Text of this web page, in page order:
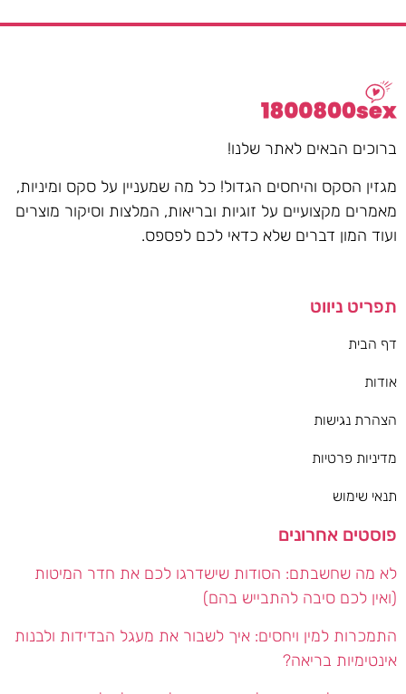
ברוכים הבאים לאתר שלנו!
מגזין הסקס והיחסים הגדול! כל מה שמעניין על סקס ומיניות,
מאמרים מקצועיים על זוגיות ובריאות, המלצות וסיקור מוצרים
ועוד המון דברים שלא כדאי לכם לפספס.
תפריט ניווט
דף הבית
אודות
הצהרת נגישות
מדיניות פרטיות
תנאי שימוש
פוסטים אחרונים
לא מה שחשבתם: הסודות שישדרגו לכם את חדר המיטות
(ואין לכם סיבה להתבייש בהם)
התמכרות למין ויחסים: איך לשבור את מעגל הבדידות ולבנות
אינטימיות בריאה?